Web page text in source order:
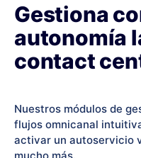
Gestiona
autonomía
contact
Nuestros módulos de
flujos omnicanal
activar un autoservicio
mucho más.